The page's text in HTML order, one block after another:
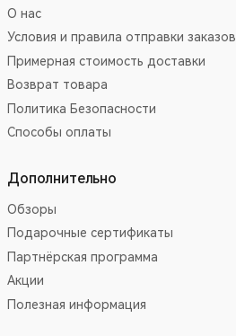
О нас
Условия и правила отправки заказов
Примерная стоимость доставки
Возврат товара
Политика Безопасности
Способы оплаты
Дополнительно
Обзоры
Подарочные сертификаты
Партнёрская программа
Акции
Полезная информация